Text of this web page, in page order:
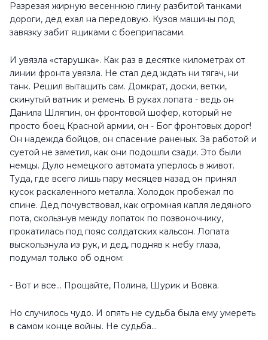
Разрезая жирную весеннюю глину разбитой танками
дороги, дед ехал на передовую. Кузов машины под
завязку забит ящиками с боеприпасами.
И увязла «старушка». Как раз в десятке километрах от
линии фронта увязла. Не стал дед ждать ни тягач, ни
танк. Решил вытащить сам. Домкрат, доски, ветки,
скинутый ватник и ремень. В руках лопата - ведь он
Данила Шляпин, он фронтовой шофер, который не
просто боец Красной армии, он - Бог фронтовых дорог!
Он надежда бойцов, он спасение раненых. За работой и
суетой не заметил, как они подошли сзади. Это были
немцы. Дуло немецкого автомата уперлось в живот.
Туда, где всего лишь пару месяцев назад он принял
кусок раскаленного металла. Холодок пробежал по
спине. Дед почувствовал, как огромная капля ледяного
пота, скользнув между лопаток по позвоночнику,
прокатилась под пояс солдатских кальсон. Лопата
выскользнула из рук, и дед, подняв к небу глаза,
подумал только об одном:
- Вот и все... Прощайте, Полина, Шурик и Вовка.
Но случилось чудо. И опять не судьба была ему умереть
в самом конце войны. Не судьба...